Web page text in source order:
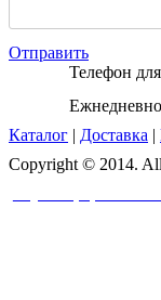
Отправить
Телефон
Каталог | Доставка |
Copyright © 2014.